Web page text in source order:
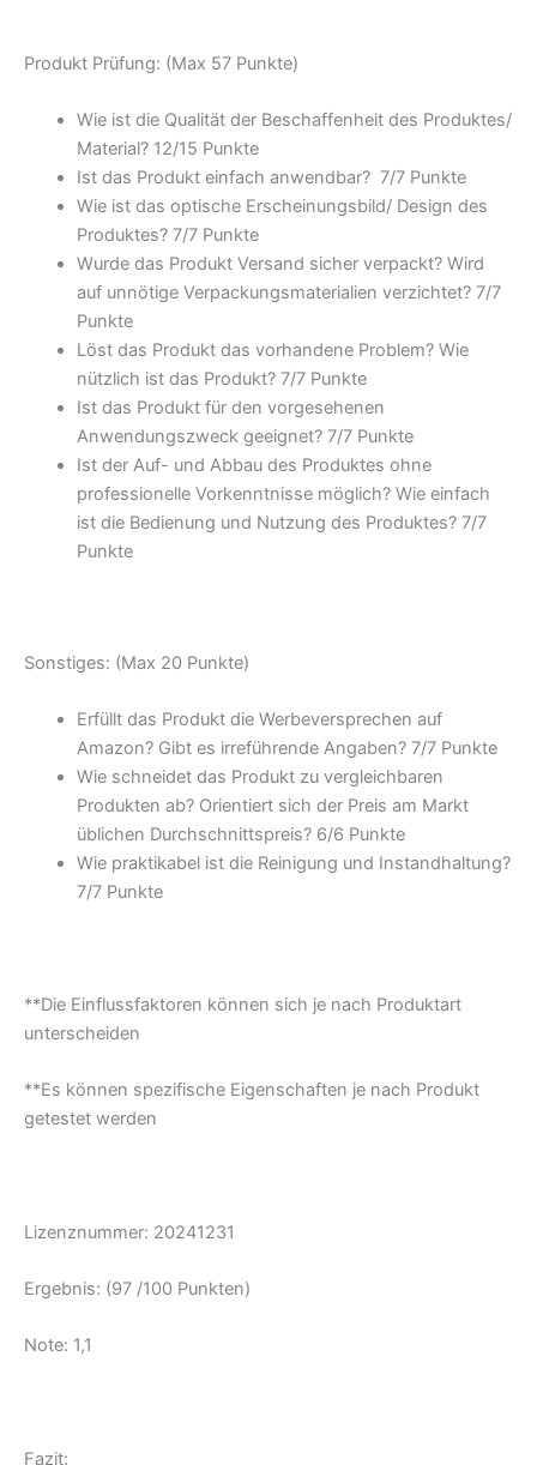
Produkt Prüfung: (Max 57 Punkte)
Wie ist die Qualität der Beschaffenheit des Produktes/
Material? 12/15 Punkte
Ist das Produkt einfach anwendbar? 7/7 Punkte
Wie ist das optische Erscheinungsbild/ Design des
Produktes? 7/7 Punkte
Wurde das Produkt Versand sicher verpackt? Wird
auf unnötige Verpackungsmaterialien verzichtet? 7/7
Punkte
Löst das Produkt das vorhandene Problem? Wie
nützlich ist das Produkt? 7/7 Punkte
Ist das Produkt für den vorgesehenen
Anwendungszweck geeignet? 7/7 Punkte
Ist der Auf- und Abbau des Produktes ohne
professionelle Vorkenntnisse möglich? Wie einfach
ist die Bedienung und Nutzung des Produktes? 7/7
Punkte
Sonstiges: (Max 20 Punkte)
Erfüllt das Produkt die Werbeversprechen auf
Amazon? Gibt es irreführende Angaben? 7/7 Punkte
Wie schneidet das Produkt zu vergleichbaren
Produkten ab? Orientiert sich der Preis am Markt
üblichen Durchschnittspreis? 6/6 Punkte
Wie praktikabel ist die Reinigung und Instandhaltung?
7/7 Punkte
**Die Einflussfaktoren können sich je nach Produktart
unterscheiden
**Es können spezifische Eigenschaften je nach Produkt
getestet werden
Lizenznummer: 20241231
Ergebnis: (97 /100 Punkten)
Note: 1,1
Fazit: